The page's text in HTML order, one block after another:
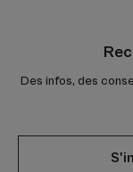
Des infos, des